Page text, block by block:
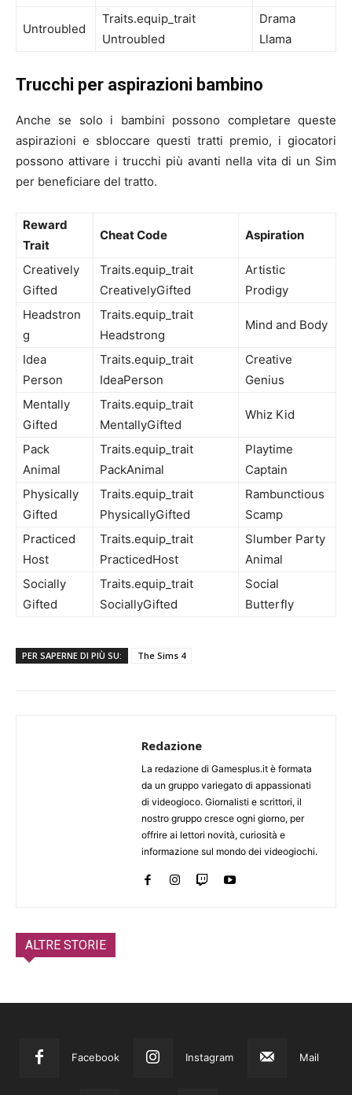
Untroubled
Traits.equip_trait
Untroubled
Drama
Llama
Trucchi per aspirazioni bambino
Anche se solo i bambini possono completare queste
aspirazioni e sbloccare questi tratti premio, i giocatori
possono attivare i trucchi più avanti nella vita di un Sim
per beneficiare del tratto.
Reward
Trait
Cheat Code Aspiration
Creatively
Gifted
Traits.equip_trait
CreativelyGifted
Artistic
Prodigy
Headstron
g
Traits.equip_trait
Headstrong
Mind and Body
Idea
Person
Traits.equip_trait
IdeaPerson
Creative
Genius
Mentally
Gifted
Traits.equip_trait
MentallyGifted
Whiz Kid
Pack
Animal
Traits.equip_trait
PackAnimal
Playtime
Captain
Physically
Gifted
Traits.equip_trait
PhysicallyGifted
Rambunctious
Scamp
Practiced
Host
Traits.equip_trait
PracticedHost
Slumber Party
Animal
Socially
Gifted
Traits.equip_trait
SociallyGifted
Social
Butterfly
PER SAPERNE DI PIÙ SU: The Sims 4
Redazione
La redazione di Gamesplus.it è formata
da un gruppo variegato di appassionati
di videogioco. Giornalisti e scrittori, il
nostro gruppo cresce ogni giorno, per
offrire ai lettori novità, curiosità e
informazione sul mondo dei videogiochi.
ALTRE STORIE
Facebook Instagram Mail